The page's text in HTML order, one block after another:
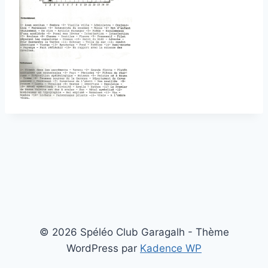
© 2026 Spéléo Club Garagalh - Thème
WordPress par Kadence WP